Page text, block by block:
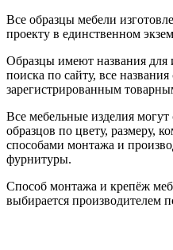
Все образцы мебели
проекту в единственном
Образцы имеют названия для
поиска по сайту, все
зарегистрированным
Все мебельные изделия могут
образцов по цвету, размеру,
способами монтажа и
фурнитуры.
Способ монтажа и крепёж
выбирается производителем